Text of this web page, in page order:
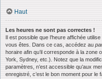
Haut
Les heures ne sont pas correctes !
Il est possible que l’heure affichée
vous êtes. Dans ce cas, accédez au
horaire afin qu’il corresponde à la
York, Sydney, etc.). Notez que la
paramètres, n’est accessible qu’aux
enregistré, c’est le bon moment pour le